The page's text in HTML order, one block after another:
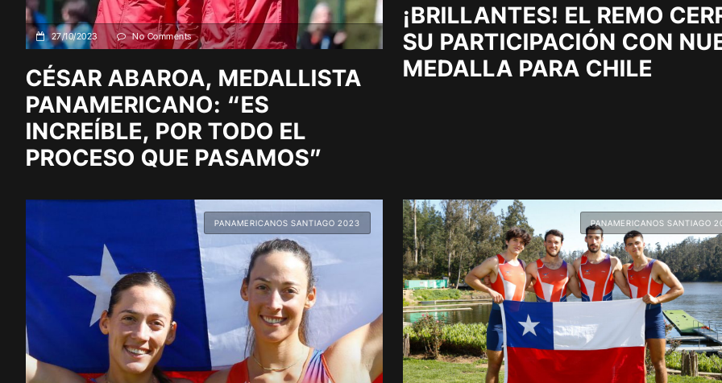
27/10/2023 No Comments
CÉSAR ABAROA, MEDALLISTA
PANAMERICANO: “ES
INCREÍBLE, POR TODO EL
PROCESO QUE PASAMOS”
¡BRILLANTES! EL REMO
SU PARTICIPACIÓN CON
MEDALLA PARA CHILE
PANAMERICANOS SANTIAGO 2023 PANAMERICANOS SANTIAGO